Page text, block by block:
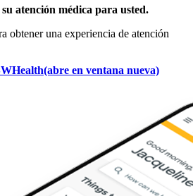
atención médica para usted.
obtener una experiencia de atención
(abre en ventana nueva)